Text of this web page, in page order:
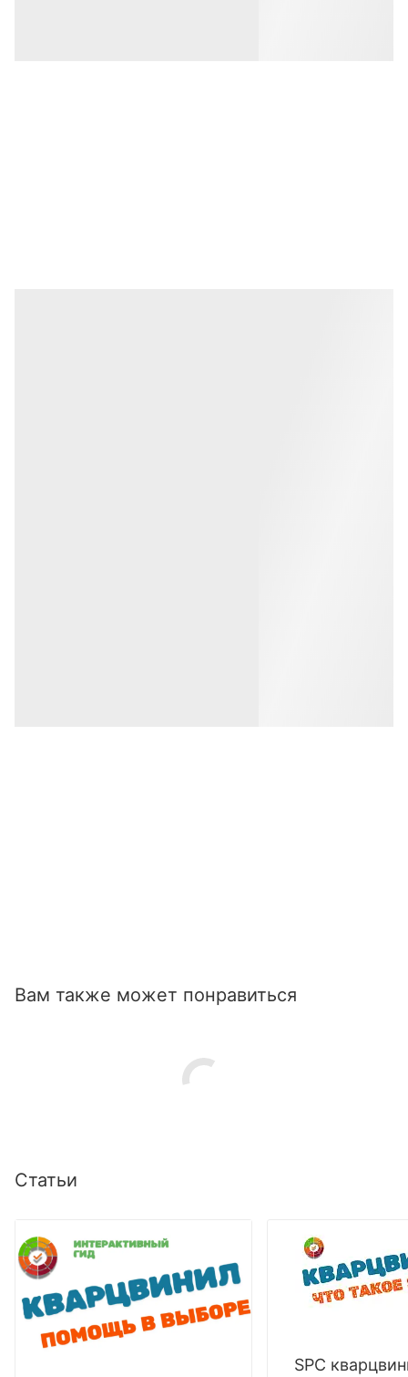
Вам также может понравиться
Статьи
SPC